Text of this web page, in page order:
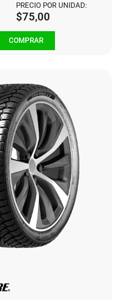
PRECIO POR UNIDAD:
$75,00
COMPRAR